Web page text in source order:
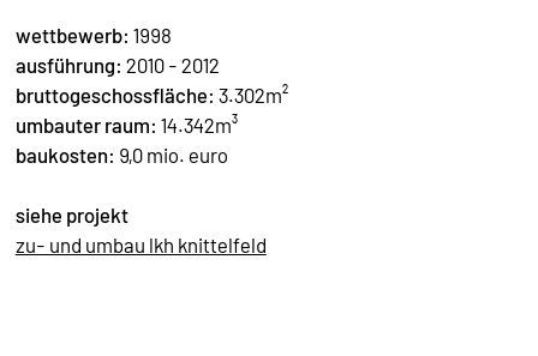
wettbewerb: 1998
ausführung: 2010 - 2012
bruttogeschossfläche: 3.302m²
umbauter raum: 14.342m³
baukosten: 9,0 mio. euro
siehe projekt
zu- und umbau lkh knittelfeld